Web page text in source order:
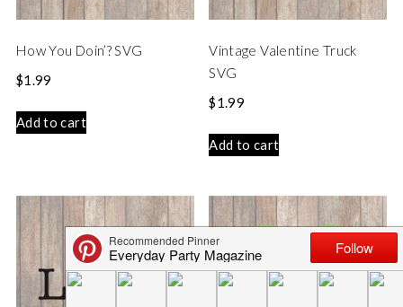
How You Doin’? SVG
$1.99
Add to cart
Vintage Valentine Truck
SVG
$1.99
Add to cart